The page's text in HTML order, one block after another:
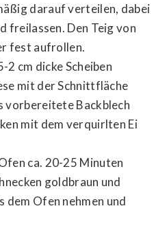
darauf verteilen, dabei
freilassen. Den Teig von
fest aufrollen.
2 cm dicke Scheiben
mit der Schnittfläche
vorbereitete Backblech
mit dem verquirlten Ei
ca. 20-25 Minuten
goldbraun und
dem Ofen nehmen und